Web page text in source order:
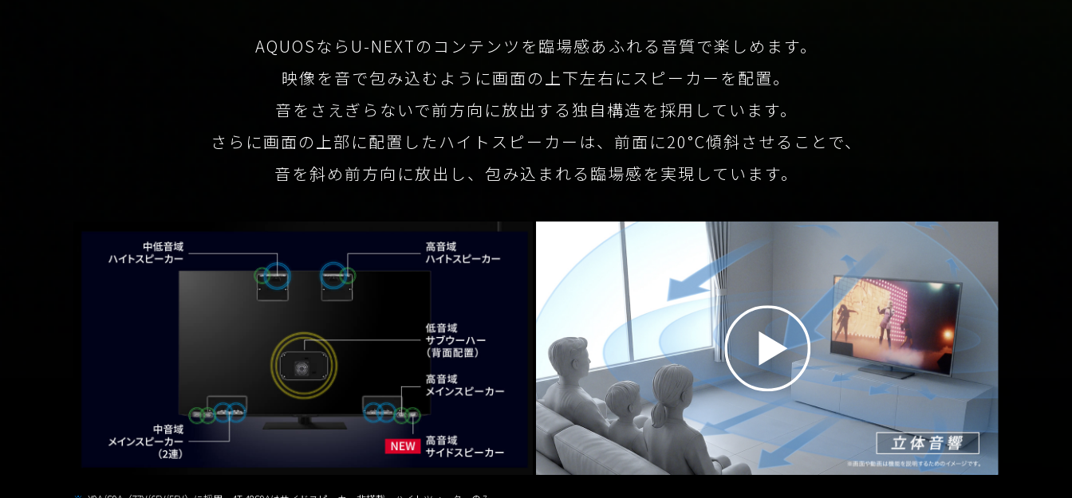
AQUOSならU-NEXTのコンテンツを臨場感あふれる音質で楽しめます。
映像を音で包み込むように画面の上下左右にスピーカーを配置。
音をさえぎらないで前方向に放出する独自構造を採用しています。
さらに画面の上部に配置した ハイトスピーカーは、 前面に20°C傾斜させることで、
音を斜め前方向に放出し、 包み込まれる臨場感を実現しています。